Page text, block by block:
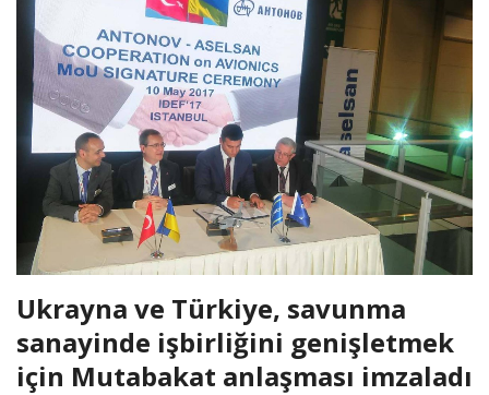
Ukrayna ve Türkiye, savunma
sanayinde işbirliğini genişletmek
için Mutabakat anlaşması imzaladı